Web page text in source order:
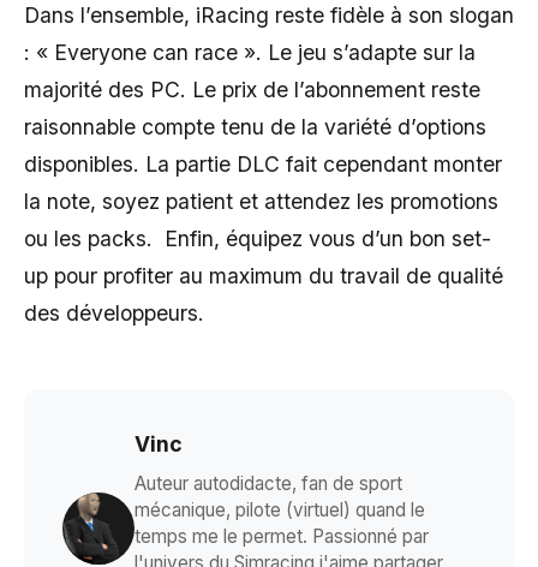
Dans l’ensemble, iRacing reste fidèle à son slogan
: « Everyone can race ». Le jeu s’adapte sur la
majorité des PC. Le prix de l’abonnement reste
raisonnable compte tenu de la variété d’options
disponibles. La partie DLC fait cependant monter
la note, soyez patient et attendez les promotions
ou les packs. Enfin, équipez vous d’un bon set-
up pour profiter au maximum du travail de qualité
des développeurs.
Vinc
Auteur autodidacte, fan de sport
mécanique, pilote (virtuel) quand le
temps me le permet. Passionné par